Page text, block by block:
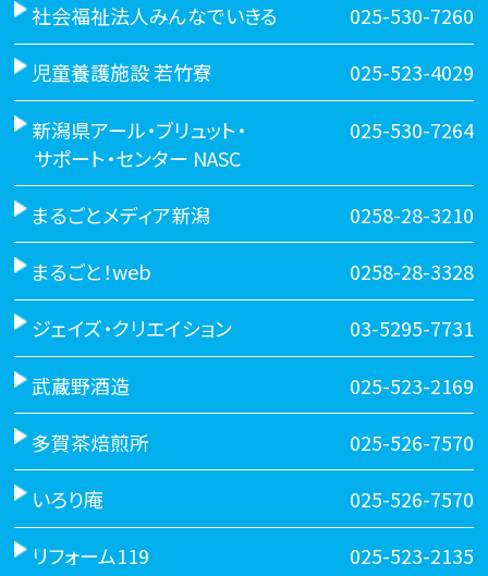
社会福祉法人みんなでいきる 025-530-7260
児童養護施設 若竹寮 025-523-4029
新潟県アール・ブリュット・
サポート・センター NASC
025-530-7264
まるごとメディア新潟 0258-28-3210
まるごと！web 0258-28-3328
ジェイズ・クリエイション 03-5295-7731
武蔵野酒造 025-523-2169
多賀茶焙煎所 025-526-7570
いろり庵 025-526-7570
リフォーム119 025-523-2135